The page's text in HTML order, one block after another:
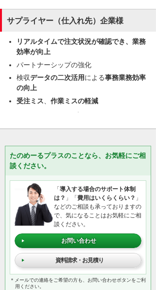
サプライヤー（仕入れ先）企業様
リアルタイムで注文状況が確認でき、業務
効率が向上
パートナーシップの強化
検収データの二次活用による事務業務効率
の向上
受注ミス
作業ミスの軽減
たのめーるプラスのことなら、お気軽にご相
談ください。
「 導入する場合のサポート体制
は？ 」「 費用はいくらくらい？ 」
などのご相談も承っておりますの
で、気になることはお気軽にご相
談ください。
お問い合わせ
資料請求・お見積り
＊メールでの連絡をご希望の方も、お問い合わせボタンをご利
用ください。